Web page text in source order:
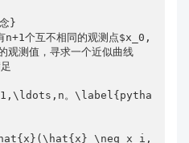
值，寻求一个近似曲线